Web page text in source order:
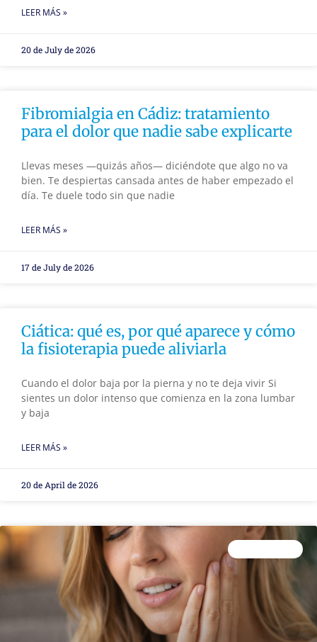
LEER MÁS »
20 de July de 2026
Fibromialgia en Cádiz: tratamiento
para el dolor que nadie sabe explicarte
Llevas meses —quizás años— diciéndote que algo no va
bien. Te despiertas cansada antes de haber empezado el
día. Te duele todo sin que nadie
LEER MÁS »
17 de July de 2026
Ciática: qué es, por qué aparece y cómo
la fisioterapia puede aliviarla
Cuando el dolor baja por la pierna y no te deja vivir Si
sientes un dolor intenso que comienza en la zona lumbar
y baja
LEER MÁS »
20 de April de 2026